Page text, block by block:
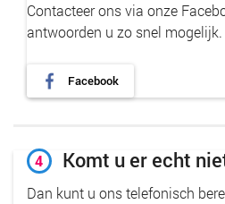
Contacteer ons via onze
antwoorden u zo snel mogelijk.
Facebook
4 Komt u er echt
Dan kunt u ons telefonisch